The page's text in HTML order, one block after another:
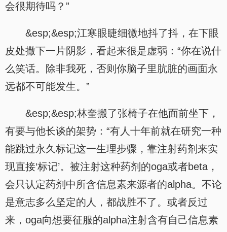
会很期待吗？”
&esp;&esp;江寒眼睫细微地抖了抖，在下眼
皮处撒下一片阴影，看起来很是虚弱：“你在说什
么笑话。除非我死，否则你脑子里肮脏的画面永
远都不可能发生。”
&esp;&esp;林奎搬了张椅子在他面前坐下，
有要与他长谈的架势：“有人十年前就在研究一种
能跳过永久标记这一生理步骤，靠注射药剂来实
现直接‘标记’。被注射这种药剂的oga或者beta，
会只认定药剂中所含信息素来源者的alpha。不论
是意志多么坚定的人，都战胜不了。或者反过
来，oga向想要征服的alpha注射含有自己信息素